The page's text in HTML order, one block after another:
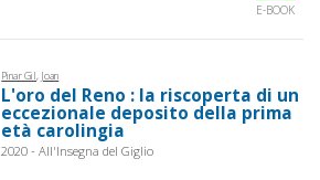
E-BOOK
Pinar Gil, Joan
L'oro del Reno : la riscoperta di un
eccezionale deposito della prima
età carolingia
2020 - All'Insegna del Giglio